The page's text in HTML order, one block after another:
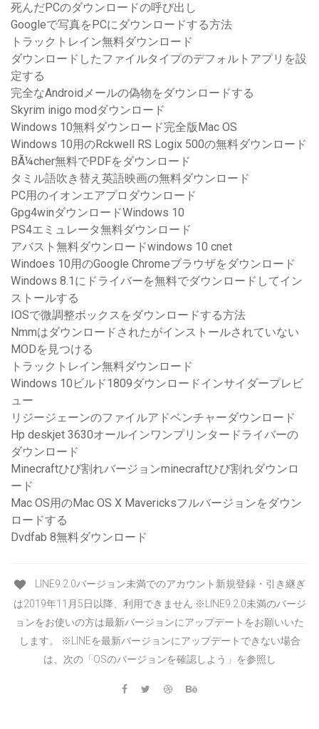
死んだPCのダウンロードの呼び出し
Googleで写真をPCにダウンロードする方法
トラックトレイン無料ダウンロード
ダウンロードしたファイルタイプのデフォルトアプリを設
定する
完全なAndroidメールの偽物をダウンロードする
Skyrim inigo modダウンロード
Windows 10無料ダウンロード完全版Mac OS
Windows 10用のRckwell RS Logix 500の無料ダウンロード
BÃ¼cher無料でPDFをダウンロード
タミル語吹き替え英語映画の無料ダウンロード
PC用のイオンエアプロダウンロード
Gpg4winダウンロードWindows 10
PS4エミュレータ無料ダウンロード
アバスト無料ダウンロードwindows 10 cnet
Windoes 10用のGoogle Chromeブラウザをダウンロード
Windows 8.1にドライバーを無料でダウンロードしてイン
ストールする
IOSで微調整ボックスをダウンロードする方法
Nmmはダウンロードされたがインストールされていない
MODを見つける
トラックトレイン無料ダウンロード
Windows 10ビルド1809ダウンロードインサイダープレビ
ュー
リジージェーンのファイルアドベンチャーダウンロード
Hp deskjet 3630オールインワンプリンタードライバーの
ダウンロード
Minecraftひび割れバージョンminecraftひび割れダウンロ
ード
Mac OS用のMac OS X Mavericksフルバージョンをダウン
ロードする
Dvdfab 8無料ダウンロード
LINE9.2.0バージョン未満でのアカウント新規登録・引き継ぎ
は2019年11月5日以降、利用できません ※LINE9.2.0未満のバージ
ョンをお使いの方は最新バージョンにアップデートをお願いいた
します。 ※LINEを最新バージョンにアップデートできない場合
は、次の「OSのバージョンを確認しよう」を参照し